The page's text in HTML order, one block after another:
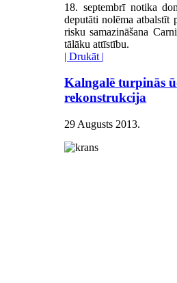
18. septembrī notika
deputāti nolēma atbalstīt
risku samazināšana
tālāku attīstību.
| Drukāt |
Kalngalē turpinās
rekonstrukcija
29 Augusts 2013.